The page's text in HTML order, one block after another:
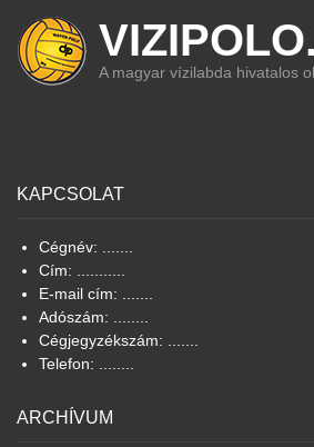
A magyar vízilabda hivatalos
KAPCSOLAT
Cégnév: .......
Cím: ...........
E-mail cím: .......
Adószám: ........
Cégjegyzékszám: .......
Telefon: ........
ARCHÍVUM